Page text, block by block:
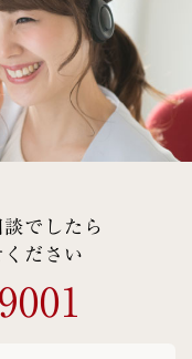
でしたら
ださい